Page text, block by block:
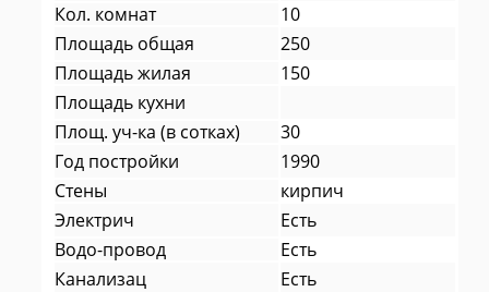
Кол. комнат
10
Площадь общая
250
Площадь жилая
150
Площадь кухни
Площ. уч-ка (в сотках)
30
Год постройки
1990
Стены
кирпич
Электрич
Есть
Водо-провод
Есть
Канализац
Есть